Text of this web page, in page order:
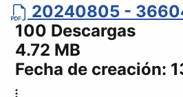
20240805 -
100 Descargas
4.72 MB
Fecha de creación: